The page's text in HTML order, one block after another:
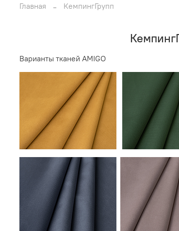
Главная КемпингГрупп
Варианты тканей AMIGO